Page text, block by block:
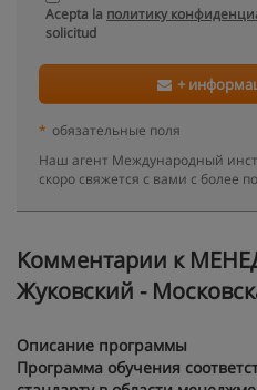
Acepta la политику
solicitud
+
* обязательные поля
Наш агент Международный
скоро свяжется с вами с более
Kомментарии к
Жуковский -
Описание программы
Программа обучения